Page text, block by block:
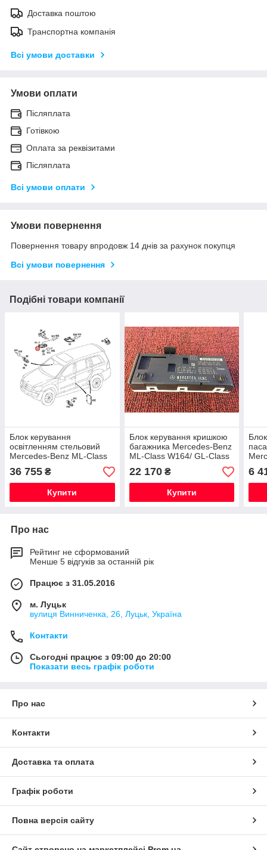
Доставка поштою
Транспортна компанія
Всі умови доставки
Умови оплати
Післяплата
Готівкою
Оплата за реквізитами
Післяплата
Всі умови оплати
Умови повернення
Повернення товару впродовж 14 днів за рахунок покупця
Всі умови повернення
Подібні товари компанії
Блок керування
освітленням стельовий
Mercedes-Benz ML-Class
W164 / GL-Class X164
Новий Оригінальний
36 755 ₴
Купити
Блок керування кришкою
багажника Mercedes-Benz
ML-Class W164/ GL-Class
X164/ R-Class W251
Новий Оригінальний
22 170₴
Купити
6
Про нас
Рейтинг не сформований
Менше 5 відгуків за останній рік
Працює з 31.05.2016
м. Луцьк
вулиця Винниченка, 26, Луцьк, Україна
Контакти
Сьогодні працює з 09:00 до 20:00
Показати весь графік роботи
Про нас
Контакти
Доставка та оплата
Графік роботи
Повна версія сайту